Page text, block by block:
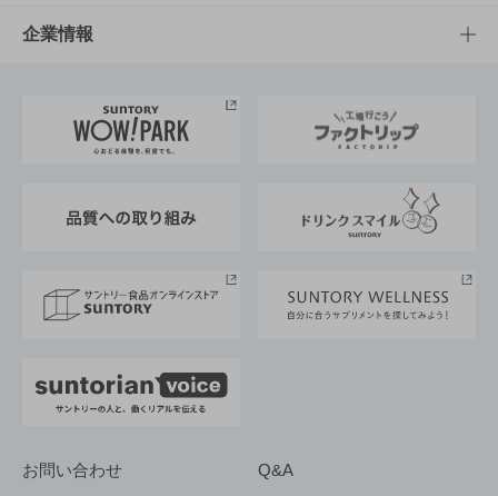
栄養成分一覧
工場見学
地域情報
サントリーホール
サントリーサンバーズ大阪
サステナビリティTOP
サントリーが考えるサステナビリティ経営
企業情報
企業概要
採用情報
お問い合わせ Q&A